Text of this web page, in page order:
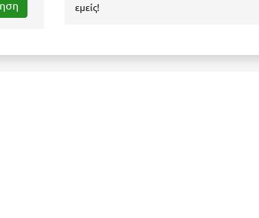
εμείς!